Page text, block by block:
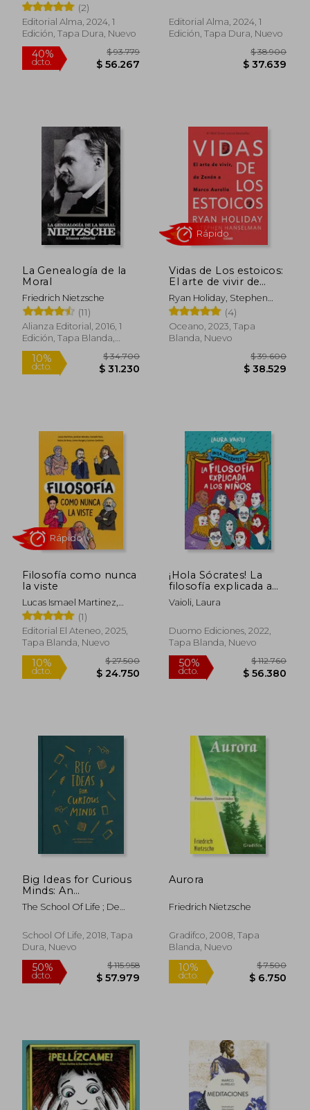
(2)
Editorial Alma, 2024, 1
Edición, Tapa Dura, Nuevo
40%
dcto. $ 56.267
Editorial Alma, 2024, 1
Edición, Tapa Dura, Nuevo
Rápido
La Genealogía de la
Moral
Friedrich Nietzsche
(11)
Alianza Editorial, 2016, 1
Edición, Tapa Blanda,
Nuevo
10% $ 34.700
Vidas de Los estoicos:
El arte de vivir de
Zenón a Marco
Aurelio
Ryan Holiday, Stephen
Hanselman, (4)
Oceano, 2023, Tapa
Blanda, Nuevo
Filosofía como nunca
la viste
Lucas Ismael Martinez,
Yesica Rosiani Da Rosa,
Carmen Centineo Alessi,
Gonzalo Mario Ruiz, Carlos
Sánchez Rangel
(1)
Editorial El Ateneo, 2025,
Tapa Blanda, Nuevo
10%
dcto.
$ 27.500
Rápido
¡Hola Sócrates! La
filosofía explicada a
los niños
Vaioli, Laura
Duomo Ediciones, 2022,
Tapa Blanda, Nuevo
Big Ideas for Curious
Minds: An
Introduction to
Philosophy (en
The School Of Life ; De
Anna
School Of Life, 2018, Tapa
Dura, Nuevo
Aurora
Friedrich Nietzsche
Gradifco, 2008, Tapa
Blanda, Nuevo